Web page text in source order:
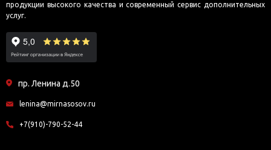
продукции высокого качества и современный сервис дополнительных
услуг.
пр. Ленина д.50
lenina@mirnasosov.ru
+7(910)-790-52-44